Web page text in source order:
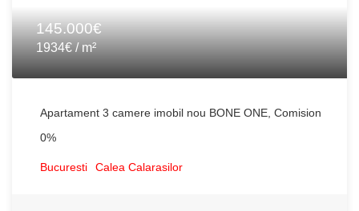
145.000€
1934€ / m²
Apartament 3 camere imobil nou BONE ONE, Comision
0%
Bucuresti Calea Calarasilor